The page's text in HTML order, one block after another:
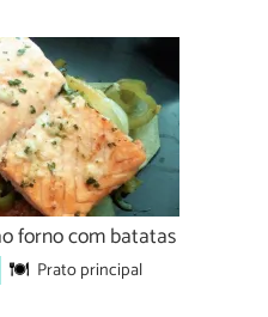
forno com batatas
Prato principal